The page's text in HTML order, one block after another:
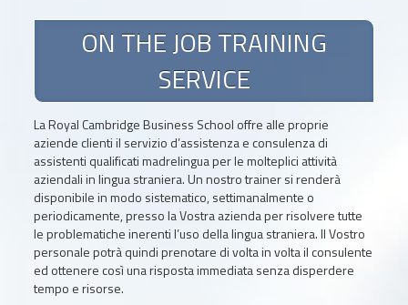
ON THE JOB TRAINING
SERVICE
La Royal Cambridge Business School offre alle proprie
aziende clienti il servizio d’assistenza e consulenza di
assistenti qualificati madrelingua per le molteplici attività
aziendali in lingua straniera. Un nostro trainer si renderà
disponibile in modo sistematico, settimanalmente o
periodicamente, presso la Vostra azienda per risolvere tutte
le problematiche inerenti l’uso della lingua straniera. Il Vostro
personale potrà quindi prenotare di volta in volta il consulente
ed ottenere così una risposta immediata senza disperdere
tempo e risorse.